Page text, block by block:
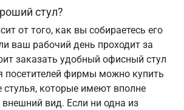
стул?
от того, как вы собираетесь его
ваш рабочий день проходит за
заказать удобный офисный стул
посетителей фирмы можно купить
стулья, которые имеют вполне
вид. Если ни одна из